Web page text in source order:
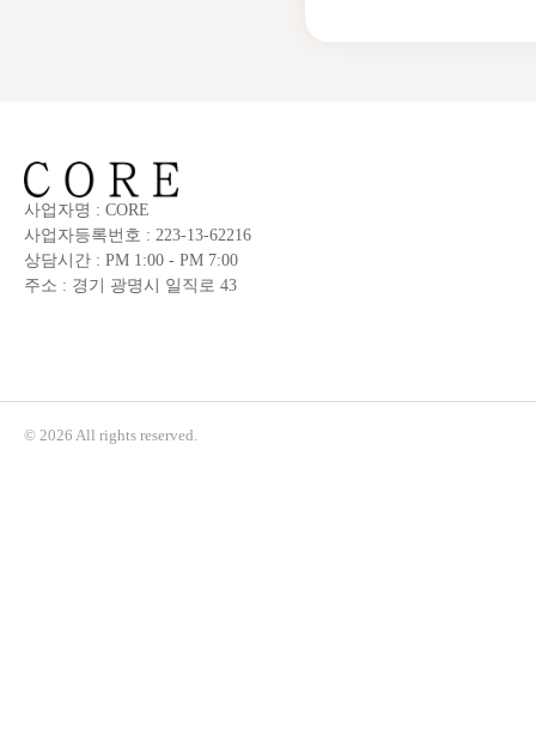
사업자명 : CORE
사업자등록번호 : 223-13-62216
상담시간 : PM 1:00 - PM 7:00
주소 : 경기 광명시 일직로 43
© 2026 All rights reserved.